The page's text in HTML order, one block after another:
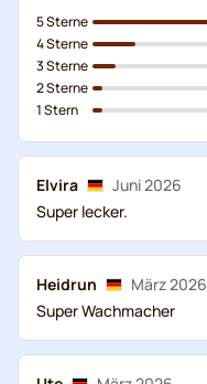
5 Sterne
4 Sterne
3 Sterne
2 Sterne
1 Stern
Elvira
Juni 2026
Super lecker.
Heidrun
März 2026
Super Wachmacher